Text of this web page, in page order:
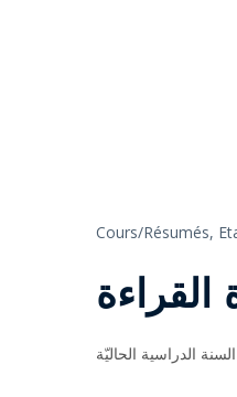
Cours/Résumés,
الدراسية الحاليّة